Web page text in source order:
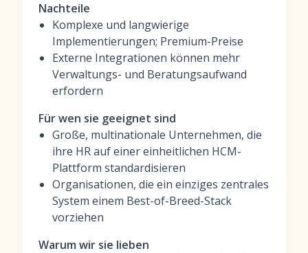
Nachteile
Komplexe und langwierige
Implementierungen; Premium-Preise
Externe Integrationen können mehr
Verwaltungs- und Beratungsaufwand
erfordern
Für wen sie geeignet sind
Große, multinationale Unternehmen, die
ihre HR auf einer einheitlichen HCM-
Plattform standardisieren
Organisationen, die ein einziges zentrales
System einem Best-of-Breed-Stack
vorziehen
Warum wir sie lieben